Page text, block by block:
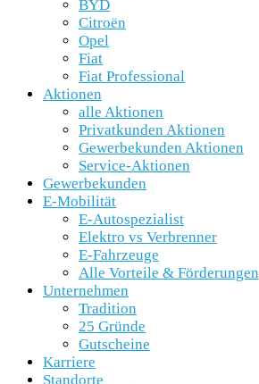
BYD
Citroën
Opel
Fiat
Fiat Professional
Aktionen
alle Aktionen
Privatkunden Aktionen
Gewerbekunden Aktionen
Service-Aktionen
Gewerbekunden
E-Mobilität
E-Autospezialist
Elektro vs Verbrenner
E-Fahrzeuge
Alle Vorteile & Förderungen
Unternehmen
Tradition
25 Gründe
Gutscheine
Karriere
Standorte